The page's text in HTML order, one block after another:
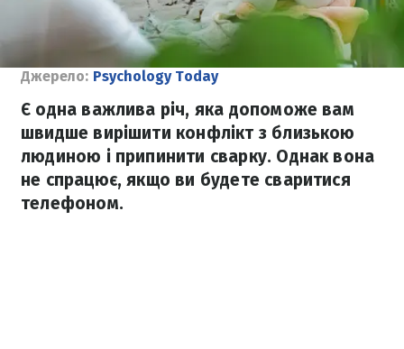
Джерело: Psychology Today
Є одна важлива річ, яка допоможе вам
швидше вирішити конфлікт з близькою
людиною і припинити сварку. Однак вона
не спрацює, якщо ви будете сваритися
телефоном.